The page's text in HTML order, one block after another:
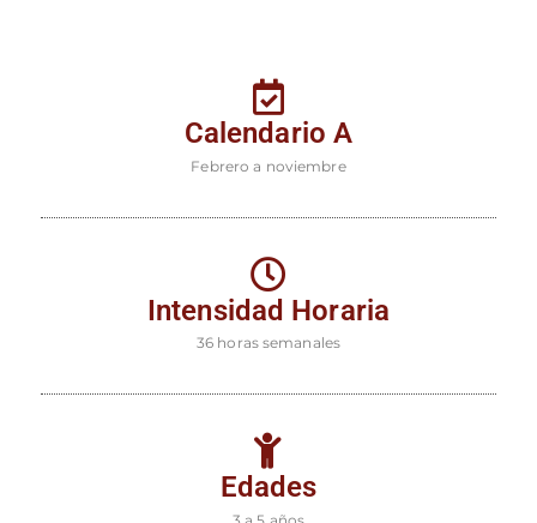
Calendario A
Febrero a noviembre
Intensidad Horaria
36 horas semanales
Edades